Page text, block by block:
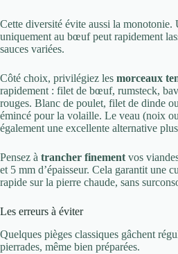
Cette diversité évite aussi la monotonie.
uniquement au bœuf peut rapidement
sauces variées.
Côté choix, privilégiez les morceaux
rapidement : filet de bœuf, rumsteck,
rouges. Blanc de poulet, filet de dinde
émincé pour la volaille. Le veau (noix
également une excellente alternative
Pensez à trancher finementvos
et 5 mm d’épaisseur. Cela garantit une
rapide sur la pierre chaude, sans
Les erreurs à éviter
Quelques pièges classiques gâchent
pierrades, même bien préparées.